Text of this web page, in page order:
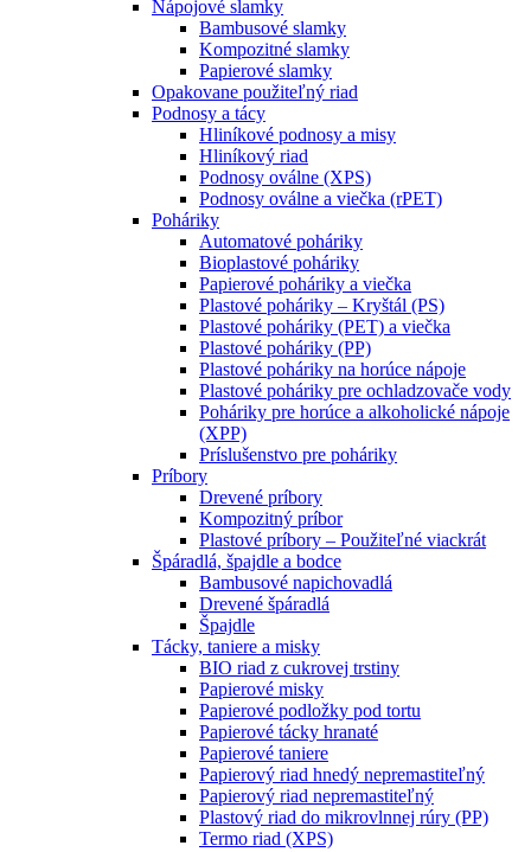
Nápojové slamky
Bambusové slamky
Kompozitné slamky
Papierové slamky
Opakovane použiteľný riad
Podnosy a tácy
Hliníkové podnosy a misy
Hliníkový riad
Podnosy oválne (XPS)
Podnosy oválne a viečka (rPET)
Poháriky
Automatové poháriky
Bioplastové poháriky
Papierové poháriky a viečka
Plastové poháriky – Kryštál (PS)
Plastové poháriky (PET) a viečka
Plastové poháriky (PP)
Plastové poháriky na horúce nápoje
Plastové poháriky pre ochladzovače vody
Poháriky pre horúce a alkoholické nápoje
(XPP)
Príslušenstvo pre poháriky
Príbory
Drevené príbory
Kompozitný príbor
Plastové príbory – Použiteľné viackrát
Špáradlá, špajdle a bodce
Bambusové napichovadlá
Drevené špáradlá
Špajdle
Tácky, taniere a misky
BIO riad z cukrovej trstiny
Papierové misky
Papierové podložky pod tortu
Papierové tácky hranaté
Papierové taniere
Papierový riad hnedý nepremastiteľný
Papierový riad nepremastiteľný
Plastový riad do mikrovlnnej rúry (PP)
Termo riad (XPS)